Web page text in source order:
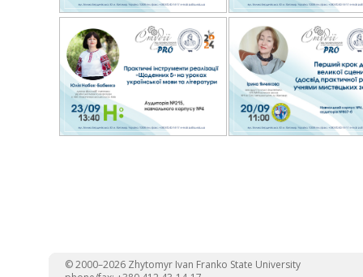
© 2000–2026 Zhytomyr Ivan Franko State University